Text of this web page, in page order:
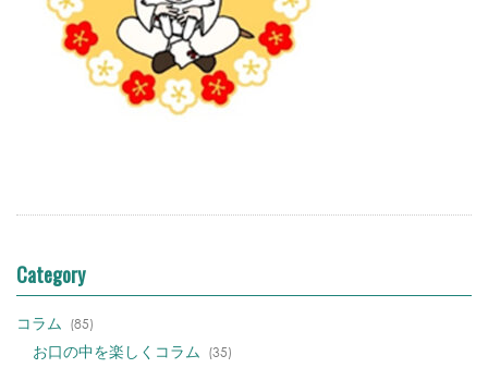
Category
コラム (85)
お口の中を楽しくコラム (35)